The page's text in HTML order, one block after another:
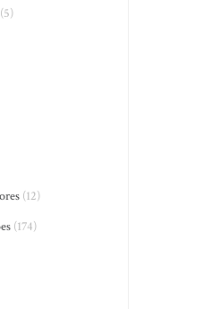
(5)
(12)
(174)